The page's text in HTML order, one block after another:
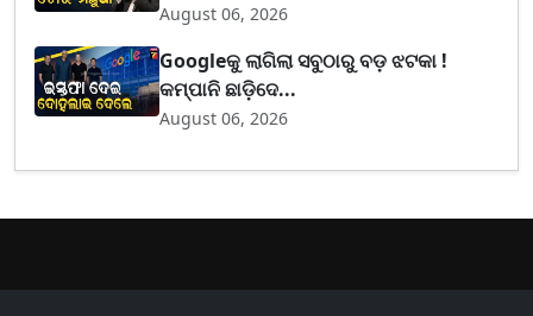
August 06, 2026
Googleକୁ ଲାଗିଲା ସବୁଠାରୁ ବଡ଼ ଝଟକା !
କମ୍ପାନି ଛାଡ଼ିଦେ...
August 06, 2026